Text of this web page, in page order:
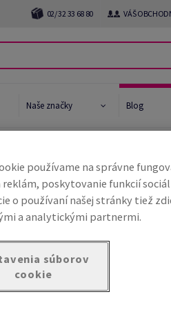
02/ 32 33 68 80 VÁŠ
Naše značky Blog
budúcnosť
životného prostredia
Star System™
používame na správne
reklám, poskytovanie funkcií
o používaní našej stránky tiež
a analytickými partnermi.
súborov
cookie